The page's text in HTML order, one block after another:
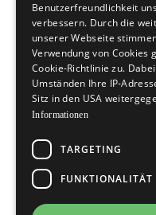
Benutzerfreundlichkeit
verbessern. Durch die
unserer Webseite
Verwendung von Cookies
Cookie-Richtlinie zu.
Umständen Ihre IP-
Sitz in den USA
Informationen
TARGETING
FUNKTIONALITÄT